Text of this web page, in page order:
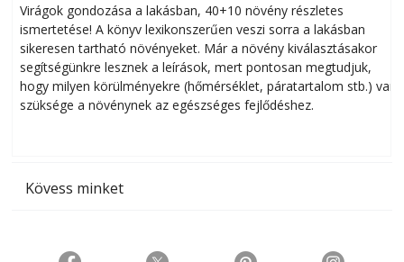
Virágok gondozása a lakásban, 40+10 növény részletes
ismertetése! A könyv lexikonszerűen veszi sorra a lakásban
sikeresen tart­ha­tó növényeket. Már a növény kiválasztásakor
segítségünkre lesznek a leírások, mert pontosan megtudjuk,
hogy milyen körülményekre (hőmérséklet, páratartalom stb.) van
szüksége a növénynek az egészséges fejlődéshez.
Kövess minket